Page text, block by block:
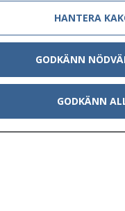
HANTERA
GODKÄNN
GODKÄNN